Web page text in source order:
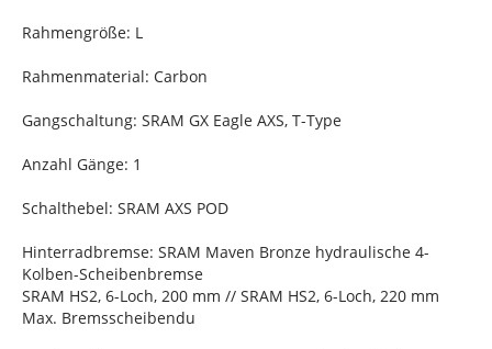
Rahmengröße: L
Rahmenmaterial: Carbon
Gangschaltung: SRAM GX Eagle AXS, T-Type
Anzahl Gänge: 1
Schalthebel: SRAM AXS POD
Hinterradbremse: SRAM Maven Bronze hydraulische 4-
Kolben-Scheibenbremse
SRAM HS2, 6-Loch, 200 mm // SRAM HS2, 6-Loch, 220 mm
Max. Bremsscheibendu